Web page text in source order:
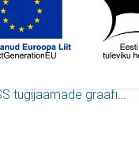
tugijaamade graafikud